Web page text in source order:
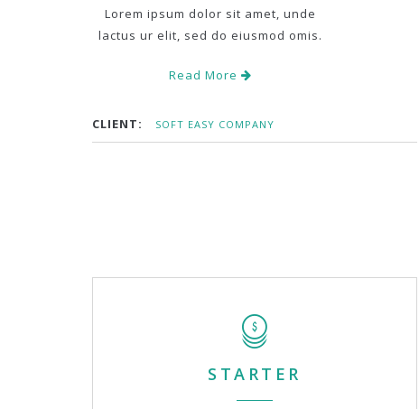
Lorem ipsum dolor sit amet, unde
lactus ur elit, sed do eiusmod omis.
Read More
CLIENT: SOFT EASY COMPANY
STARTER